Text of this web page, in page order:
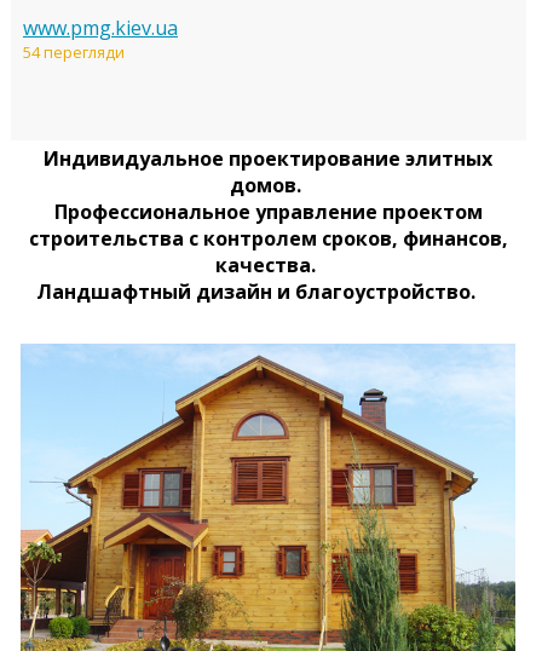
www.pmg.kiev.ua
54 перегляди
Индивидуальное проектирование элитных
домов.
Профессиональное управление проектом
строительства с контролем сроков, финансов,
качества.
Ландшафтный дизайн и благоустройство.